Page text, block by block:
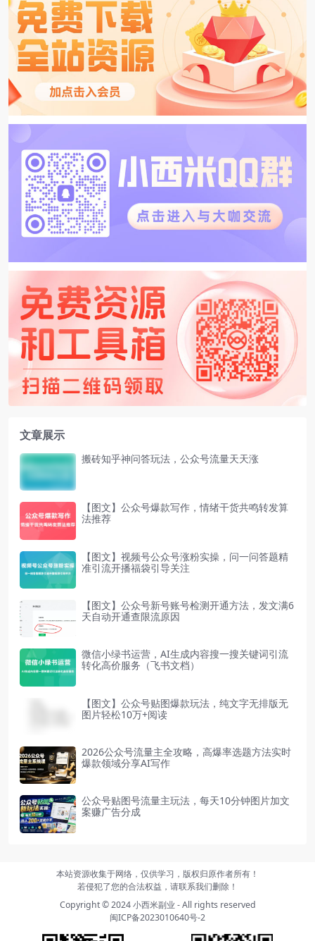
文章展示
搬砖知乎神问答玩法，公众号流量天天涨
【图文】公众号爆款写作，情绪干货共鸣转发算
法推荐
【图文】视频号公众号涨粉实操，问一问答题精
准引流开播福袋引导关注
【图文】公众号新号账号检测开通方法，发文满6
天自动开通查限流原因
微信小绿书运营，AI生成内容搜一搜关键词引流
转化高价服务（飞书文档）
【图文】公众号贴图爆款玩法，纯文字无排版无
图片轻松10万+阅读
2026公众号流量主全攻略，高爆率选题方法实时
爆款领域分享AI写作
公众号贴图号流量主玩法，每天10分钟图片加文
案赚广告分成
本站资源收集于网络，仅供学习，版权归原作者所有！
若侵犯了您的合法权益，请联系我们删除！
Copyright © 2024小西米副业 - All rights reserved
闽ICP备2023010640号-2